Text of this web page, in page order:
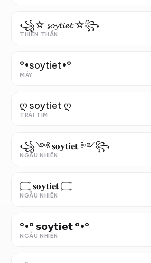
꧁☆ 𝓼𝓸𝔂𝓽𝓲𝓮𝓽 ☆꧂
THIÊN THẦN
°•soytiet•°
MÂY
ღ soytiet ღ
TRÁI TIM
꧁༺ 𝐬𝐨𝐲𝐭𝐢𝐞𝐭 ༻꧂
NGẪU NHIÊN
۝ 𝐬𝐨𝐲𝐭𝐢𝐞𝐭 ۝
NGẪU NHIÊN
°•° 𝘀𝗼𝘆𝘁𝗶𝗲𝘁 °•°
NGẪU NHIÊN